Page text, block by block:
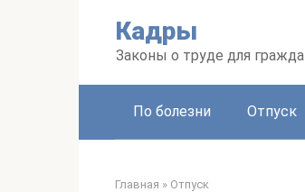
Кадры
Законы о труде для
По болезни Отпуск
Главная » Отпуск